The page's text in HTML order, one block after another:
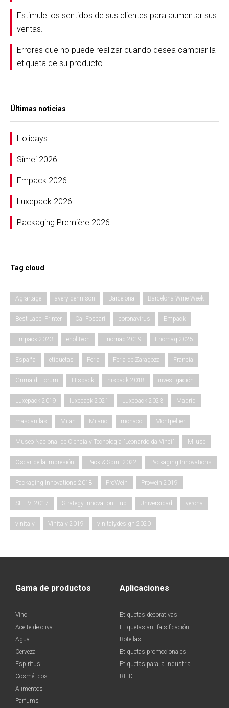
Estimule los sentidos de sus clientes para aumentar sus
ventas.
Errores que no puede realizar cuando desea cambiar la
etiqueta de su producto.
Últimas noticias
Holidays
Simei 2026
Empack 2026
Luxepack 2026
Packaging Première 2026
Tag cloud
Agrartage avery dennison Barcelona Barcelona Wine Week
Best Label Printer Ca' Foscari coronavirus Empack
Empack 2023 enolitech Enomaq 2019 Enomaq 2025
España etiquetas Feria Feria de Zaragoza Francia
Grimaldi Forum Hispack hispack 2018 investigación
Luxepack 2019 luxepack 2021 Luxepack 2023 Madrid
mascarillas Milan Milano monaco Montpellier
Museo Nacional de Ciencia y Tecnología "Leonardo da Vinci" M_use
Oscar de la Impresión Pack & Spirit 2022 Packaging Innovations
Packaging Innovations 2018 ProWein Prowein 2019
SITEVI 2017 Strategy Innovation Hub Universidad verona
vinitaly Vinitaly 2019 vinitalydesign 2020
Gama de productos
Vino
Aceite de oliva
Agua
Cerveza
Espiritus
Cosméticos
Alimentos
Parfums
Aplicaciones
Etiquetas decorativas
Etiquetas antifalsificación
Botellas
Etiquetas promocionales
Etiquetas para la industria
RFID